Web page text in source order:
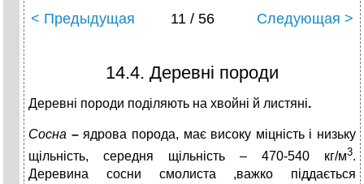
< Предыдущая 11 / 56 Следующая >
14.4. Деревні породи
Деревні породи поділяють на хвойні й листяні.
Сосна – ядрова порода, має високу міцність і низьку
щільність, середня щільність – 470-540 кг/м3.
Деревина сосни смолиста ,важко піддається